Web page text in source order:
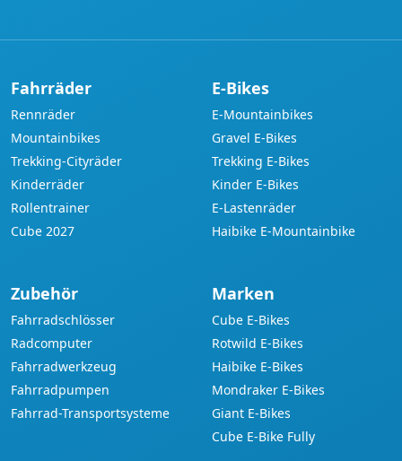
Fahrräder
Rennräder
Mountainbikes
Trekking-Cityräder
Kinderräder
Rollentrainer
Cube 2027
E-Bikes
E-Mountainbikes
Gravel E-Bikes
Trekking E-Bikes
Kinder E-Bikes
E-Lastenräder
Haibike E-Mountainbike
Zubehör
Fahrradschlösser
Radcomputer
Fahrradwerkzeug
Fahrradpumpen
Fahrrad-Transportsysteme
Marken
Cube E-Bikes
Rotwild E-Bikes
Haibike E-Bikes
Mondraker E-Bikes
Giant E-Bikes
Cube E-Bike Fully